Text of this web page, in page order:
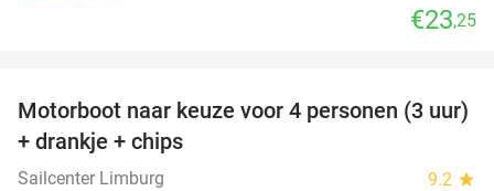
€23,25
31%
Motorboot naar keuze voor 4 personen (3 uur)
+ drankje + chips
Sailcenter Limburg 9.2 star